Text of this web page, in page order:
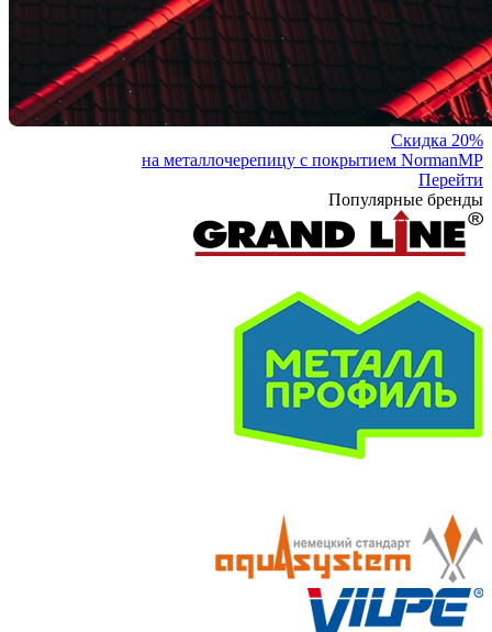
Скидка 20%
на металлочерепицу с покрытием NormanMP
Перейти
Популярные бренды